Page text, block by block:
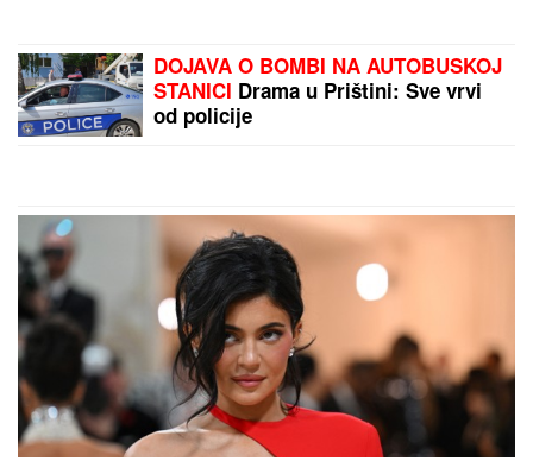
DOJAVA O BOMBI NA AUTOBUSKOJ
STANICI Drama u Prištini: Sve vrvi
od policije